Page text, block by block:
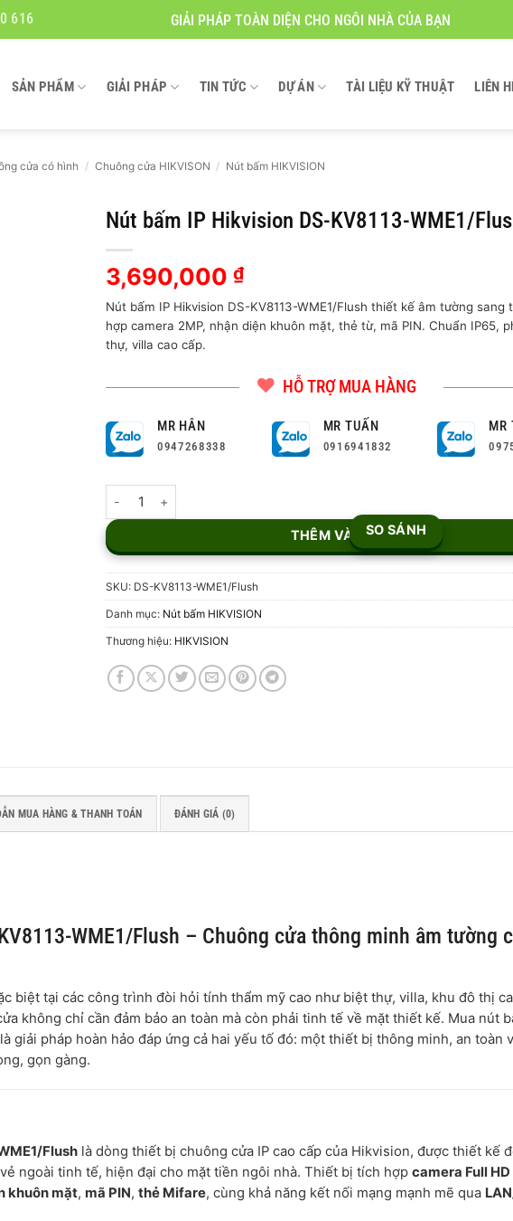
616 GIẢI PHÁP TOÀN DIỆN CHO NGÔI NHÀ CỦA BẠN
SẢN PHẨM GIẢI PHÁP TIN TỨC DỰ ÁN TÀI LIỆU KỸ THUẬT LIÊN
cửa có hình / Chuông cửa HIKVISON / Nút bấm HIKVISION
Nút bấm IP Hikvision DS-KV8113-WME1/
3,690,000₫
Nút bấm IP Hikvision DS-KV8113-WME1/Flush thiết kế âm tường sang
hợp camera 2MP, nhận diện khuôn mặt, thẻ từ, mã PIN. Chuẩn IP65,
thự, villa cao cấp.
HỖ TRỢ MUA HÀNG
MR HÂN
0947268338
MR TUẤN
0916941832
MR
Nút bấm IP Hikvision DS-KV8113-WME1/Flush số lượng
THÊM VÀO GIỎSO SÁNH
SKU: DS-KV8113-WME1/Flush
Danh mục: Nút bấm HIKVISION
Thương hiệu: HIKVISION
MUA HÀNG & THANH TOÁN ĐÁNH GIÁ (0)
WME1/Flush – Chuông cửa thông minh âm tường
biệt tại các công trình đòi hỏi tính thẩm mỹ cao như biệt thự, villa, khu đô thị
không chỉ cần đảm bảo an toàn mà còn phải tinh tế về mặt thiết kế. Mua nút
giải pháp hoàn hảo đáp ứng cả hai yếu tố đó: một thiết bị thông minh, an toàn
gọn gàng.
Flush là dòng thiết bị chuông cửa IP cao cấp của Hikvision, được thiết kế
ngoài tinh tế, hiện đại cho mặt tiền ngôi nhà. Thiết bị tích hợp camera Full HD
khuôn mặt, mã PIN, thẻ Mifare, cùng khả năng kết nối mạng mạnh mẽ qua